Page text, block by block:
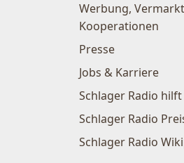
Werbung,
Kooperationen
Presse
Jobs & Karriere
Schlager Radio hilft
Schlager Radio
Schlager Radio